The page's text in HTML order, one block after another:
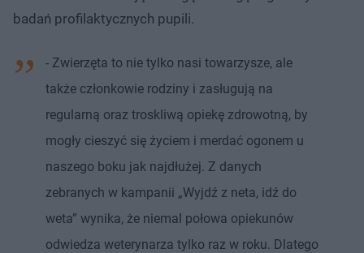
badań profilaktycznych pupili.
- Zwierzęta to nie tylko nasi towarzysze, ale
także członkowie rodziny i zasługują na
regularną oraz troskliwą opiekę zdrowotną, by
mogły cieszyć się życiem i merdać ogonem u
naszego boku jak najdłużej. Z danych
zebranych w kampanii „Wyjdź z neta, idź do
weta” wynika, że niemal połowa opiekunów
odwiedza weterynarza tylko raz w roku. Dlatego